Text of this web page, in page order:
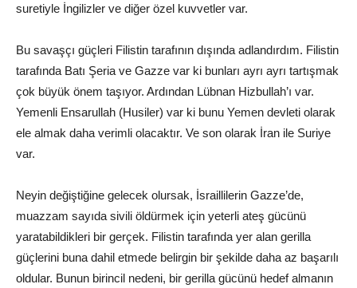
suretiyle İngilizler ve diğer özel kuvvetler var.
Bu savaşçı güçleri Filistin tarafının dışında adlandırdım. Filistin
tarafında Batı Şeria ve Gazze var ki bunları ayrı ayrı tartışmak
çok büyük önem taşıyor. Ardından Lübnan Hizbullah’ı var.
Yemenli Ensarullah (Husiler) var ki bunu Yemen devleti olarak
ele almak daha verimli olacaktır. Ve son olarak İran ile Suriye
var.
Neyin değiştiğine gelecek olursak, İsraillilerin Gazze’de,
muazzam sayıda sivili öldürmek için yeterli ateş gücünü
yaratabildikleri bir gerçek. Filistin tarafında yer alan gerilla
güçlerini buna dahil etmede belirgin bir şekilde daha az başarılı
oldular. Bunun birincil nedeni, bir gerilla gücünü hedef almanın